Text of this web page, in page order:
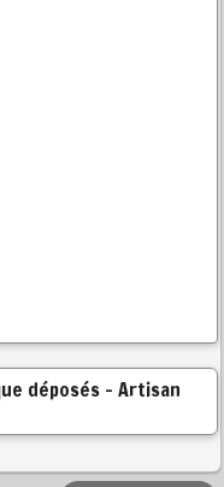
déposés - Artisan